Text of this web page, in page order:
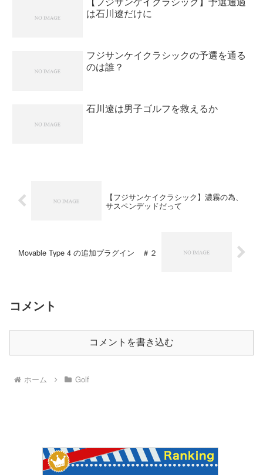
は石川遼だけに
フジサンケイクラシックの予選を通る
のは誰？
石川遼は男子ゴルフを救えるか
【フジサンケイクラシック】濃霧の為、
サスペンデッドだって
Movable Type 4 の追加プラグイン ＃２
コメント
コメントを書き込む
ホーム Golf